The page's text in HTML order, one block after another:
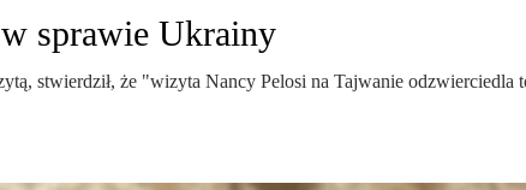
sprawie Ukrainy
stwierdził, że "wizyta Nancy Pelosi na Tajwanie odzwierciedla